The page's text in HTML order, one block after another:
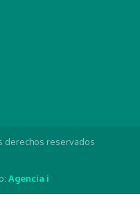
derechos reservados
Agencia i